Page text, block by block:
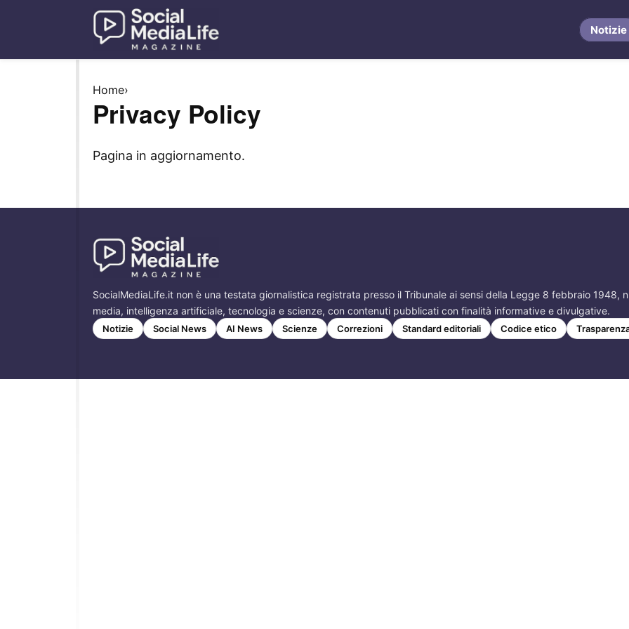
Notizie
Home›
Privacy Policy
Pagina in aggiornamento.
SocialMediaLife.it non è una testata giornalistica registrata presso il Tribunale ai sensi della Legge 8 febbraio 1948,
media, intelligenza artificiale, tecnologia e scienze, con contenuti pubblicati con finalità informative e divulgative.
Notizie Social News AI News Scienze Correzioni Standard editoriali Codice etico